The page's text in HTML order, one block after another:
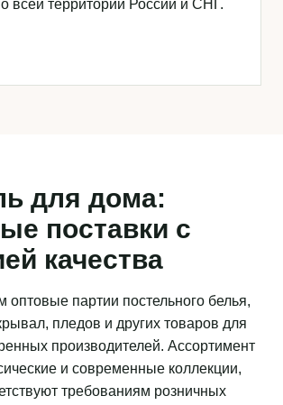
всей территории России и СНГ.
для дома:
поставки с
качества
оптовые партии постельного белья,
пледов и других товаров для
производителей. Ассортимент
и современные коллекции,
требованиям розничных